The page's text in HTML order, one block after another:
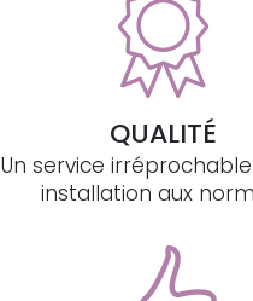
QUALITÉ
Un service
installation aux